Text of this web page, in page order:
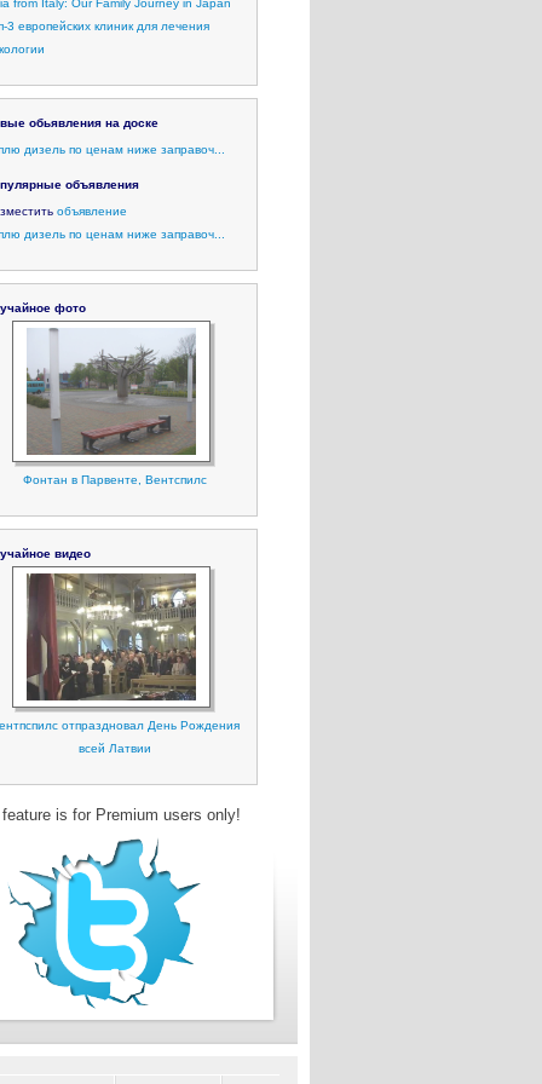
from Italy: Our Family Journey in Japan
3 европейских клиник для лечения
обьявления на доске
дизель по ценам ниже заправоч...
объявления
объявление
дизель по ценам ниже заправоч...
фото
Фонтан в Парвенте, Вентспилс
видео
отпраздновал День Рождения
всей Латвии
is for Premium users only!